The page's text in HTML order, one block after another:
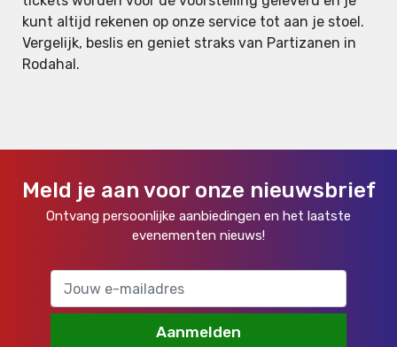
kunt altijd rekenen op onze service tot aan je stoel.
Vergelijk, beslis en geniet straks van Partizanen in
Rodahal.
Meld je aan voor onze nieuwsbrief
Ontvang persoonlijke aanbiedingen en het laatste
evenementen nieuws!
Aanmelden